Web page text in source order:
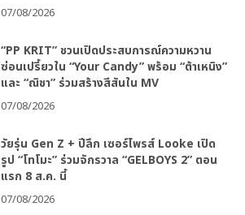
07/08/2026
“PP KRIT” ชวนเปิดประสบการณ์ความหวาน
ซ่อนเปรี้ยวใน “Your Candy” พร้อม “ต้าเหนิง”
และ “ณิชา” ร่วมสร้างสีสันใน MV
07/08/2026
วัยรุ่น Gen Z + ปีลึก เซอร์ไพรส์ Looke เปิด
รูป “โทโมะ” ร่วมจักรวาล “GELBOYS 2” ตอน
แรก 8 ส.ค. นี้
07/08/2026